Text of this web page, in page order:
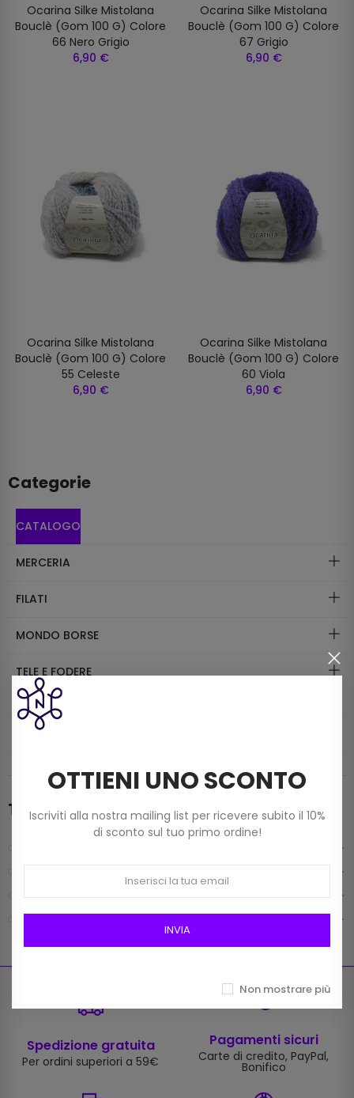
Ocarina Silke Mistolana
Bouclè (gom 100 G) Colore
66 Nero Grigio
6,90 €
Ocarina Silke Mistolana
Bouclè (gom 100 G) Colore
67 Grigio
6,90 €
Ocarina Silke Mistolana
Bouclè (gom 100 G) Colore
55 Celeste
6,90 €
Ocarina Silke Mistolana
Bouclè (gom 100 G) Colore
60 Viola
6,90 €
Categorie
CATALOGO
MERCERIA
FILATI
MONDO BORSE
TELE E FODERE
INFO CONTATTI
Tutti i prodotti
MERCERIA
MONDO BORSE
TELE E FODERE
Spedizione gratuita
Per ordini superiori a 59€
Pagamenti sicuri
Carte di credito, PayPal,
Bonifico
OTTIENI UNO SCONTO
Iscriviti alla nostra mailing list per ricevere subito il 10%
di sconto sul tuo primo ordine!
INVIA
Non mostrare più